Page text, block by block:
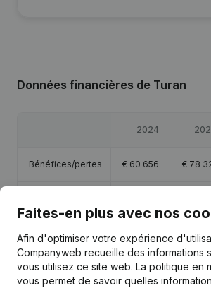
Données financières de Turan
2024
Bénéfices/pertes € 60 656 € 78
Marge brute 152 703 €139
Personnel 0,6
Faites-en plus avec nos
Afin d'optimiser votre expérience
Companyweb recueille des informations
vous utilisez ce site web. La politique en
vous permet de savoir quelles